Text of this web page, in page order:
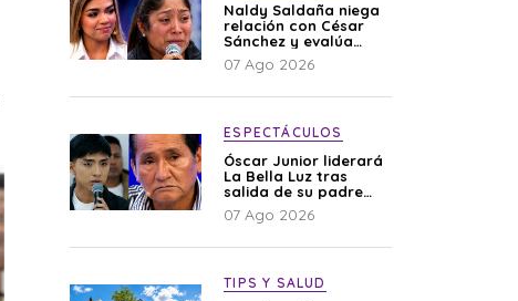
Naldy Saldaña niega
relación con César
Sánchez y evalúa
denunciar a su
esposa: “Es una
07 Ago 2026
ESPECTÁCULOS
Óscar Junior liderará
La Bella Luz tras
salida de su padre
por polémica con
Naldy Saldaña
07 Ago 2026
TIPS Y SALUD